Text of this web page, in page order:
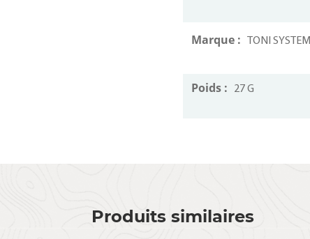
Marque : TONI SYSTEM
Poids : 27 G
Produits similaires